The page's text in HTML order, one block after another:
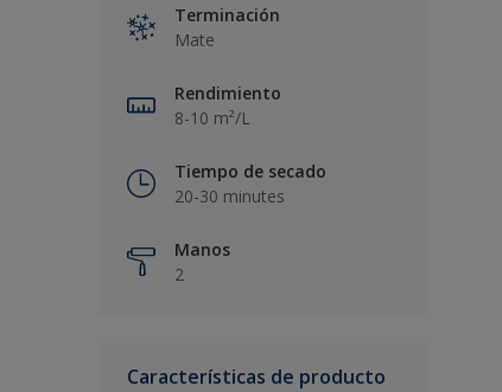
Terminación
Mate
Rendimiento
8-10 m²/L
Tiempo de secado
20-30 minutes
Manos
2
Características de producto